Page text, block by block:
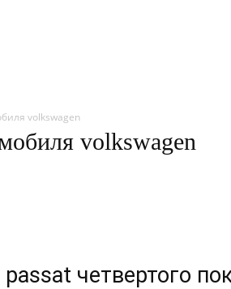
volkswagen
volkswagen
четвертого